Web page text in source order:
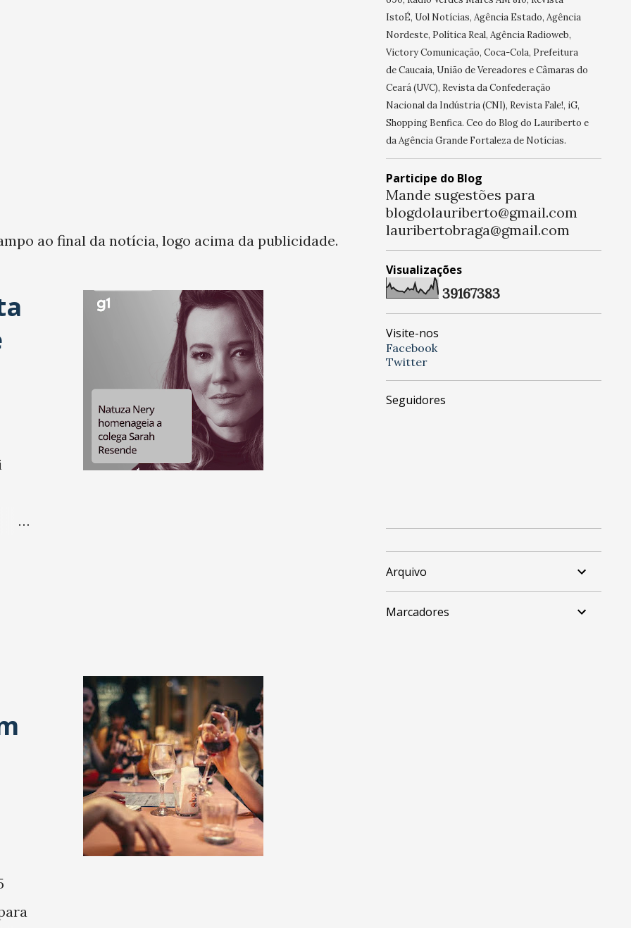
ao final da notícia, logo acima da publicidade.
IstoÉ, Uol Notícias, Agência Estado, Agência
Nordeste, Política Real, Agência Radioweb,
Victory Comunicação, Coca-Cola, Prefeitura
de Caucaia, União de Vereadores e Câmaras do
Ceará (UVC), Revista da Confederação
Nacional da Indústria (CNI), Revista Fale!, iG,
Shopping Benfica. Ceo do Blog do Lauriberto e
da Agência Grande Fortaleza de Notícias.
Participe do Blog
Mande sugestões para
blogdolauriberto@gmail.com
lauribertobraga@gmail.com
Visualizações
39167383
Visite-nos
Facebook
Twitter
Seguidores
Arquivo
Marcadores